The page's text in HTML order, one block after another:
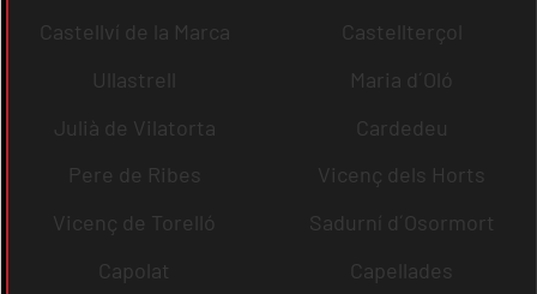
Castellví de la Marca
Castellterçol
Ullastrell
Maria d´Oló
Julià de Vilatorta
Cardedeu
Pere de Ribes
Vicenç dels Horts
Vicenç de Torelló
Sadurní d´Osormort
Capolat
Capellades